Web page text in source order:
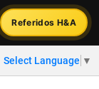
Referidos H&A
Select Language ▼